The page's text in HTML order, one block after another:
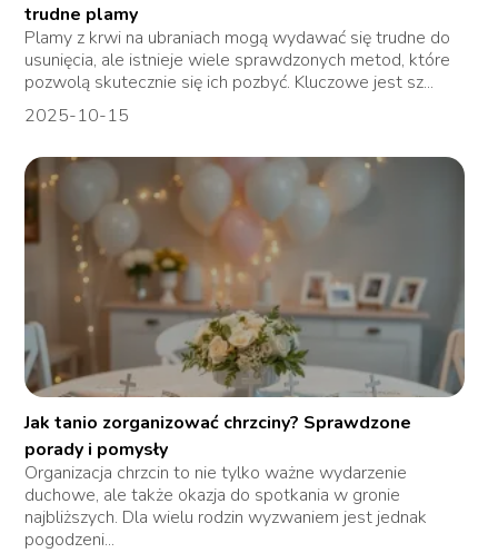
trudne plamy
Plamy z krwi na ubraniach mogą wydawać się trudne do
usunięcia, ale istnieje wiele sprawdzonych metod, które
pozwolą skutecznie się ich pozbyć. Kluczowe jest sz...
2025-10-15
Jak tanio zorganizować chrzciny? Sprawdzone
porady i pomysły
Organizacja chrzcin to nie tylko ważne wydarzenie
duchowe, ale także okazja do spotkania w gronie
najbliższych. Dla wielu rodzin wyzwaniem jest jednak
pogodzeni...